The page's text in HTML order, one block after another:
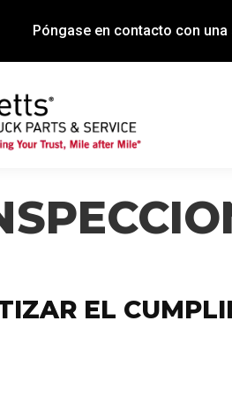
Póngase en contacto con una
EL